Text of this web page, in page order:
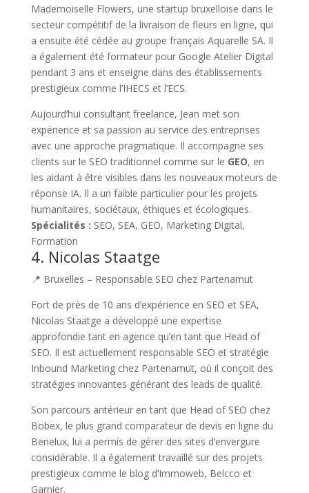
Mademoiselle Flowers, une startup bruxelloise dans le
secteur compétitif de la livraison de fleurs en ligne, qui
a ensuite été cédée au groupe français Aquarelle SA. Il
a également été formateur pour Google Atelier Digital
pendant 3 ans et enseigne dans des établissements
prestigieux comme l’IHECS et l’ECS.
Aujourd’hui consultant freelance, Jean met son
expérience et sa passion au service des entreprises
avec une approche pragmatique. Il accompagne ses
clients sur le SEO traditionnel comme sur le GEO, en
les aidant à être visibles dans les nouveaux moteurs de
réponse IA. Il a un faible particulier pour les projets
humanitaires, sociétaux, éthiques et écologiques.
Spécialités : SEO, SEA, GEO, Marketing Digital,
Formation
4. Nicolas Staatge
📍 Bruxelles – Responsable SEO chez Partenamut
Fort de près de 10 ans d’expérience en SEO et SEA,
Nicolas Staatge a développé une expertise
approfondie tant en agence qu’en tant que Head of
SEO. Il est actuellement responsable SEO et stratégie
Inbound Marketing chez Partenamut, où il conçoit des
stratégies innovantes générant des leads de qualité.
Son parcours antérieur en tant que Head of SEO chez
Bobex, le plus grand comparateur de devis en ligne du
Benelux, lui a permis de gérer des sites d’envergure
considérable. Il a également travaillé sur des projets
prestigieux comme le blog d’Immoweb, Belcco et
Garnier.